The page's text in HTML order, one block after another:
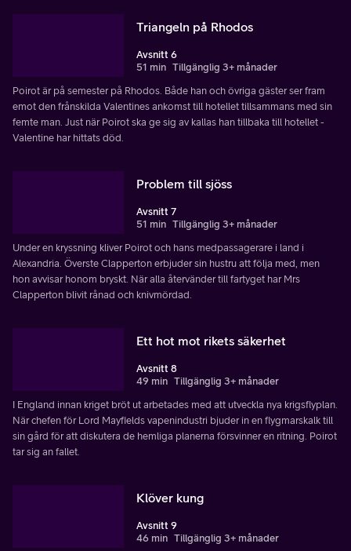
Triangeln på Rhodos
Avsnitt 6
51 min Tillgänglig 3+ månader
Poirot är på semester på Rhodos. Både han och övriga gäster ser fram
emot den frånskilda Valentines ankomst till hotellet tillsammans med sin
femte man. Just när Poirot ska ge sig av kallas han tillbaka till hotellet -
Valentine har hittats död.
Problem till sjöss
Avsnitt 7
51 min Tillgänglig 3+ månader
Under en kryssning kliver Poirot och hans medpassagerare i land i
Alexandria. Överste Clapperton erbjuder sin hustru att följa med, men
hon avvisar honom bryskt. När alla återvänder till fartyget har Mrs
Clapperton blivit rånad och knivmördad.
Ett hot mot rikets säkerhet
Avsnitt 8
49 min Tillgänglig 3+ månader
I England innan kriget bröt ut arbetades med att utveckla nya krigsflyplan.
När chefen för Lord Mayfields vapenindustri bjuder in en flygmarskalk till
sin gård för att diskutera de hemliga planerna försvinner en ritning. Poirot
tar sig an fallet.
Klöver kung
Avsnitt 9
46 min Tillgänglig 3+ månader